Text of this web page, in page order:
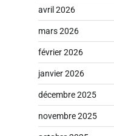
avril 2026
mars 2026
février 2026
janvier 2026
décembre 2025
novembre 2025